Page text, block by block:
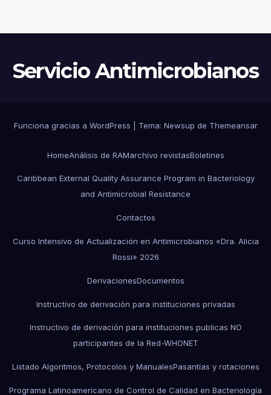
ARGENTINA
Servicio Antimicrobianos
Funciona gracias a WordPress Tema: Newsup de Themeansar
HomeAnálisis de RAMarchivo revistasBoletines
Caribbean External Quality Assurance Program in Bacteriology
and Antimicrobial Resistance
Contactos
Curso Intensivo de Actualización en Antimicrobianos «Dra. Alicia
Rossi» 2026
DerivacionesDocumentos
Instructivo de derivación para instituciones privadas
Instructivo de derivación para instituciones publicas NO
participantes de la Red-WHONET
Listado Algoritmos, Protocolos y ManualesPasantías y rotaciones
Programa Latinoamericano de Control de Calidad en Bacteriología